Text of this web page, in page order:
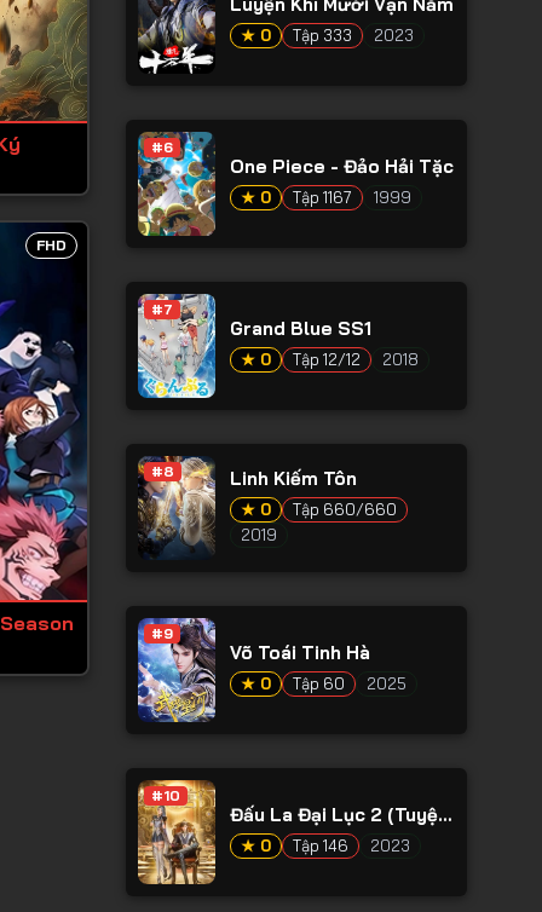
FHD
★ 0 Tập 333 2023
#6
One Piece - Đảo Hải Tặc
★ 0 Tập 1167 1999
#7
Grand Blue SS1
★ 0 Tập 12/12 2018
#8 Linh Kiếm Tôn
★ 0
Tập 660/660
2019
#9
Võ Toái Tinh Hà
★ 0 Tập 60 2025
#10
Đấu La Đại Lục 2 (Tuyệt
Thế Đường Môn)
★ 0 Tập 146 2023